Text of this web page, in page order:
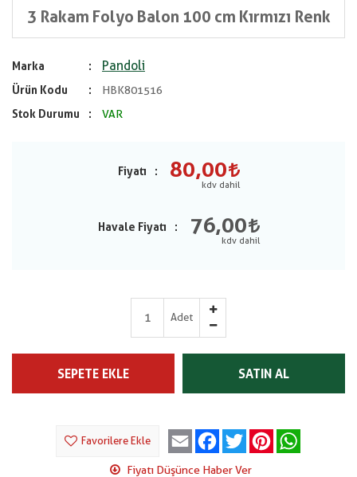
3 Rakam Folyo Balon 100 cm Kırmızı Renk
Marka Pandoli
Ürün Kodu
HBK801516
Stok Durumu
VAR
Fiyatı 80,00
Havale Fiyatı 76,00
Adet
SEPETE EKLE SATIN AL
Favorilere Ekle Email Facebook
Twitter Pinterest
Fiyatı Düşünce Haber Ver